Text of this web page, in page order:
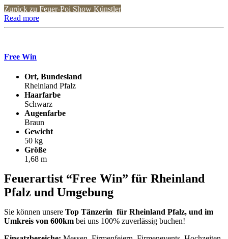
Zurück zu Feuer-Poi Show Künstler
Read more
Free Win
Ort, Bundesland
Rheinland Pfalz
Haarfarbe
Schwarz
Augenfarbe
Braun
Gewicht
50 kg
Größe
1,68 m
Feuerartist “Free Win” für Rheinland
Pfalz und Umgebung
Sie können unsere Top Tänzerin für Rheinland Pfalz, und im
Umkreis von 600km bei uns 100% zuverlässig buchen!